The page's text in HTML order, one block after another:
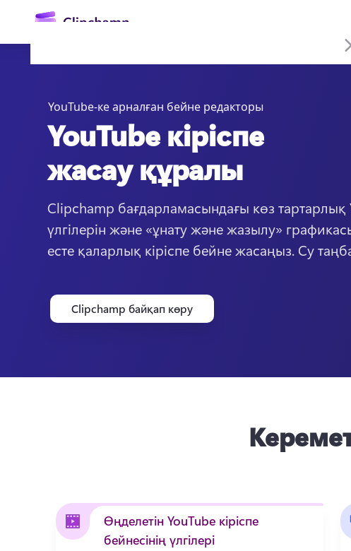
Жүйеге кіру
Тегін қолданып көру
YouTube-ке арналған бейне редакторы
YouTube кіріспе
жасау құралы
Clipchamp бағдарламасындағы көз тартарлық
үлгілерін және «ұнату және жазылу»
есте қаларлық кіріспе бейне жасаңыз. Су
Clipchamp байқап көру
Өңделетін YouTube кіріспе
бейнесінің үлгілері